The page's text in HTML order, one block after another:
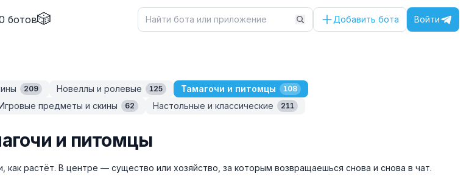
ботов🎲 Добавить бота Войти
209 Новеллы и ролевые 125 Тамагочи и питомцы 108
предметы и скины 62 Настольные и классические 211
и питомцы
растёт. В центре — существо или хозяйство, за которым возвращаешься снова и снова в чат.